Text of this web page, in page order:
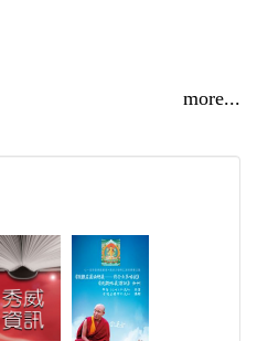
她的咒語，就一定會得到
度母讚》，以後很多人
悲學校、小沙彌學校、敬
乏譯，現已付梓的法本就
more...